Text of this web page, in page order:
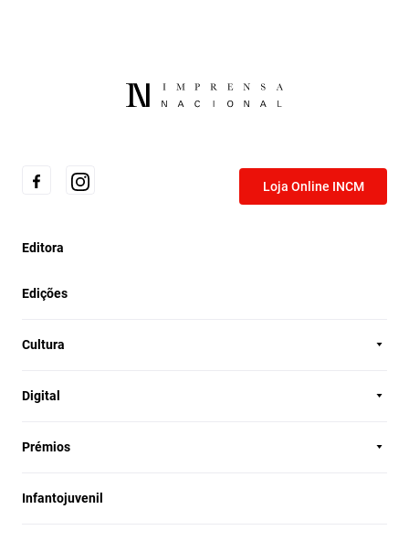
Loja Online INCM
Editora
Edições
Cultura
Digital
Prémios
Infantojuvenil